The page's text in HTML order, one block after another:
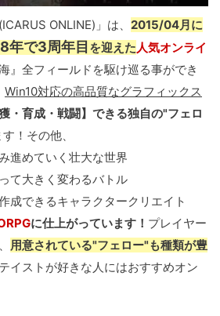
ONLINE)」は、 2015/04月に
年で3周年目 を迎えた人気オンライ
』全フィールドを駆け巡る事ができ
Win10対応の高品質なグラフィックス
・育成・戦闘】できる独自の"フェロ
！その他、
進めていく壮大な世界
て大きく変わるバトル
成できるキャラクタークリエイト
に仕上がっています！ プレイヤー
用意されている"フェロー"も種類が豊
イストが好きな人にはおすすめオン